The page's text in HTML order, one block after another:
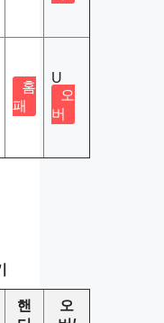
홈
패
U
오
버
핸
오